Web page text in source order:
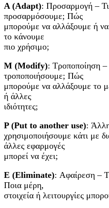
A (Adapt): Προσαρμογή –
προσαρμόσουμε; Πώς
μπορούμε να αλλάξουμε ή
το κάνουμε
πιο χρήσιμο;
M (Modify): Τροποποίηση
τροποποιήσουμε; Πώς
μπορούμε να αλλάξουμε το
ή άλλες
ιδιότητες;
P (Put to another use):
χρησιμοποιήσουμε κάτι με
άλλες εφαρμογές
μπορεί να έχει;
E (Eliminate): Αφαίρεση –
Ποια μέρη,
στοιχεία ή λειτουργίες